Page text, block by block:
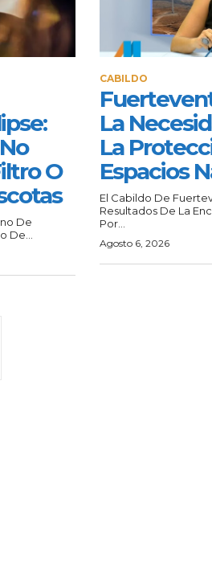
O
De
De...
CABILDO
La
La
Espacios
El Cabildo De
Resultados De La
Por...
Agosto 6, 2026